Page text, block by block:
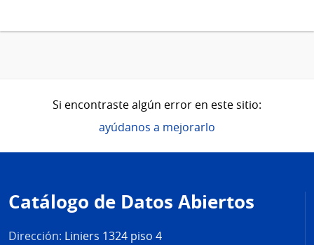
Si encontraste algún error en este sitio:
ayúdanos a mejorarlo
de
página
Catálogo de Datos Abiertos
Dirección: Liniers 1324 piso 4